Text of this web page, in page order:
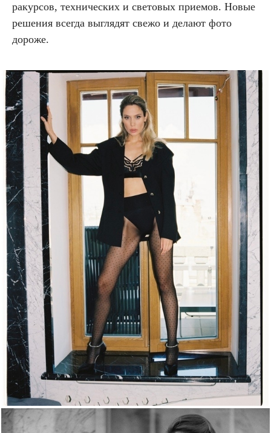
ракурсов, технических и световых приемов. Новые
решения всегда выглядят свежо и делают фото
дороже.